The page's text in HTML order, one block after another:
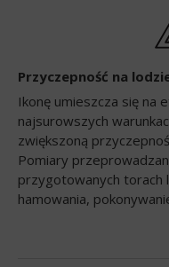
Przyczepność na
Ikonę umieszcza się na
najsurowszych
zwiększoną
Pomiary
przygotowanych
hamowania,